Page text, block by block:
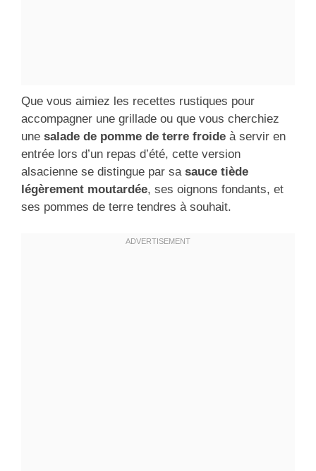
Que vous aimiez les recettes rustiques pour
accompagner une grillade ou que vous cherchiez
une salade de pomme de terre froide à servir en
entrée lors d’un repas d’été, cette version
alsacienne se distingue par sa sauce tiède
légèrement moutardée, ses oignons fondants, et
ses pommes de terre tendres à souhait.